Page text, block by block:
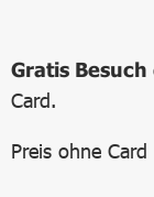
Gratis Besuch
Card.
Preis ohne